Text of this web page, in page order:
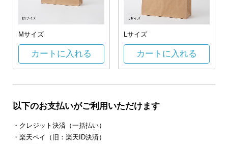
Mサイズ
カートに入れる
Lサイズ
カートに入れる
以下のお支払いがご利用いただけます
・クレジット決済（一括払い）
・楽天ペイ（旧：楽天ID決済）